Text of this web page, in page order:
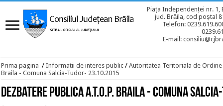
Piața Independenței nr. 1,
jud. Brăila, cod poștal
Telefon:
E-mail:
Prima pagina / Informatii de interes public / Autoritatea Teritoriala de Ordine
Braila - Comuna Salcia-Tudor- 23.10.2015
Dezbatere publica A.T.O.P. Braila - Comuna